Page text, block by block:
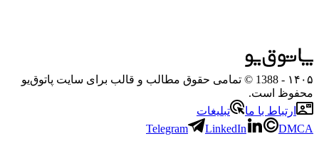
۱۴۰۵
- 1388 © تمامی حقوق مطالب و قالب برای سایت پاتوق‌یو
محفوظ است.
ارتباط با ما
تبلیغات
Telegram
LinkedIn DMCA